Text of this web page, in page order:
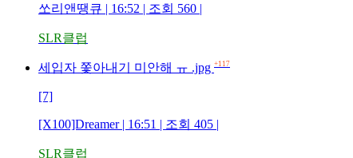
쏘리앤땡큐 | 16:52 | 조회 560 |
SLR클럽
세입자 쫓아내기 미안해 ㅠ .jpg +117
[7]
[X100]Dreamer | 16:51 | 조회 405 |
SLR클럽